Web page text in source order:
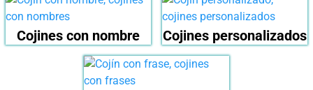
Cojines con nombre Cojines personalizados